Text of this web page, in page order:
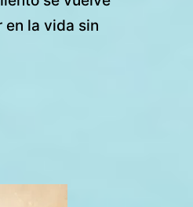
la vida sin